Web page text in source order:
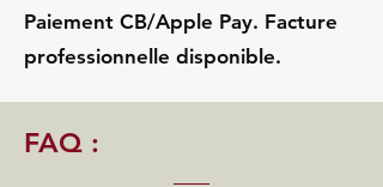
Paiement CB/Apple Pay. Facture
professionnelle disponible.
FAQ :